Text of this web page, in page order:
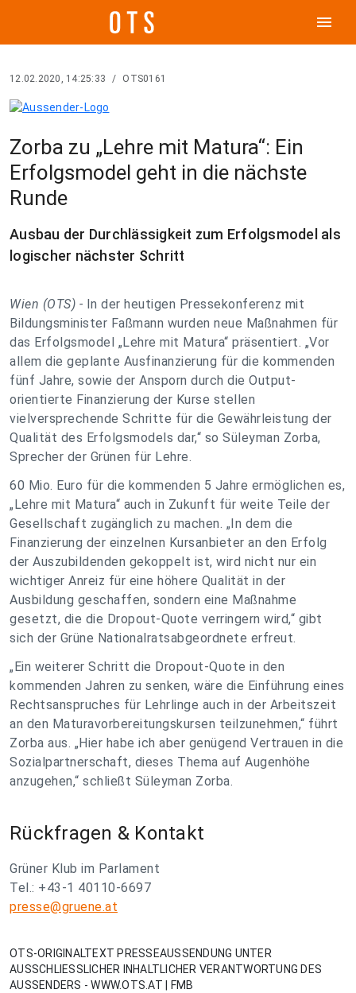
menu
12.02.2020, 14:25:33 / OTS0161
Zorba zu „Lehre mit Matura“: Ein
Erfolgsmodel geht in die nächste
Runde
Ausbau der Durchlässigkeit zum Erfolgsmodel als
logischer nächster Schritt
Wien (OTS) - In der heutigen Pressekonferenz mit
Bildungsminister Faßmann wurden neue Maßnahmen für
das Erfolgsmodel „Lehre mit Matura“ präsentiert. „Vor
allem die geplante Ausfinanzierung für die kommenden
fünf Jahre, sowie der Ansporn durch die Output-
orientierte Finanzierung der Kurse stellen
vielversprechende Schritte für die Gewährleistung der
Qualität des Erfolgsmodels dar,“ so Süleyman Zorba,
Sprecher der Grünen für Lehre.
60 Mio. Euro für die kommenden 5 Jahre ermöglichen es,
„Lehre mit Matura“ auch in Zukunft für weite Teile der
Gesellschaft zugänglich zu machen. „In dem die
Finanzierung der einzelnen Kursanbieter an den Erfolg
der Auszubildenden gekoppelt ist, wird nicht nur ein
wichtiger Anreiz für eine höhere Qualität in der
Ausbildung geschaffen, sondern eine Maßnahme
gesetzt, die die Dropout-Quote verringern wird,“ gibt
sich der Grüne Nationalratsabgeordnete erfreut.
„Ein weiterer Schritt die Dropout-Quote in den
kommenden Jahren zu senken, wäre die Einführung eines
Rechtsanspruches für Lehrlinge auch in der Arbeitszeit
an den Maturavorbereitungskursen teilzunehmen,“ führt
Zorba aus. „Hier habe ich aber genügend Vertrauen in die
Sozialpartnerschaft, dieses Thema auf Augenhöhe
anzugehen,“ schließt Süleyman Zorba.
Rückfragen & Kontakt
Grüner Klub im Parlament
Tel.: +43-1 40110-6697
presse@gruene.at
OTS-ORIGINALTEXT PRESSEAUSSENDUNG UNTER
AUSSCHLIESSLICHER INHALTLICHER VERANTWORTUNG DES
AUSSENDERS - WWW.OTS.AT | FMB